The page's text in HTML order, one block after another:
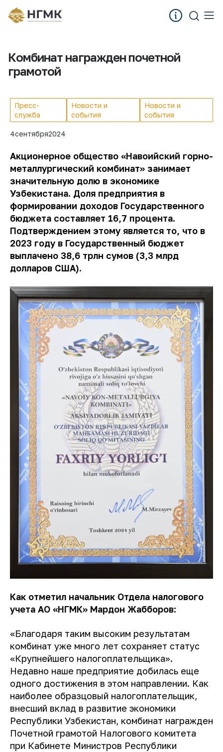
Комбинат награжден почетной
грамотой
Пресс-
служба
Новости и
события
Новости и
события
4сентября2024
Акционерное общество «Навоийский горно-
металлургический комбинат» занимает
значительную долю в экономике
Узбекистана. Доля предприятия в
формировании доходов Государственного
бюджета составляет 16,7 процента.
Подтверждением этому является то, что в
2023 году в Государственный бюджет
выплачено 38,6 трлн сумов (3,3 млрд
долларов США).
Как отметил начальник Отдела налогового
учета АО «НГМК» Мардон Жабборов:
«Благодаря таким высоким результатам
комбинат уже много лет сохраняет статус
«Крупнейшего налогоплательщика».
Недавно наше предприятие добилась еще
одного достижения в этом направлении. Как
наиболее образцовый налогоплательщик,
внесший вклад в развитие экономики
Республики Узбекистан, комбинат награжден
Почетной грамотой Налогового комитета
при Кабинете Министров Республики